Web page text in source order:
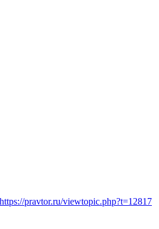
https://pravtor.ru/viewtopic.php?t=12817